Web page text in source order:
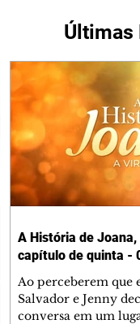
Últimas
A História de
capítulo de quinta -
Ao perceberem que
Salvador e Jenny
conversa em um